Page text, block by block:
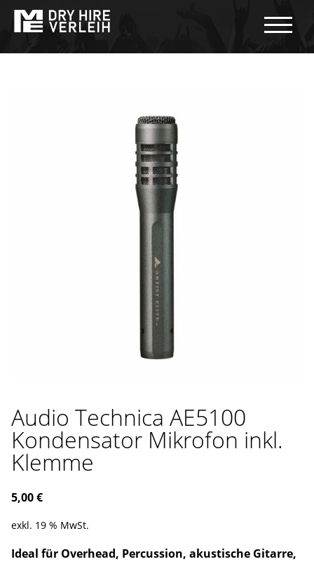
Audio Technica AE5100
Kondensator Mikrofon inkl.
Klemme
5,00€
exkl. 19 % MwSt.
Ideal für Overhead, Percussion, akustische Gitarre,